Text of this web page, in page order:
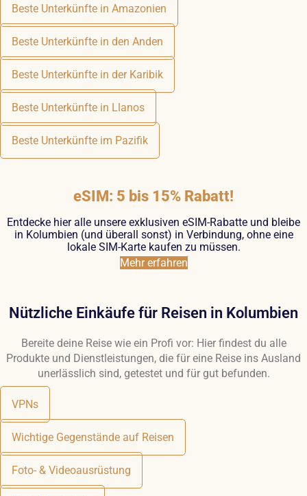
Beste Unterkünfte in Amazonien
Beste Unterkünfte in den Anden
Beste Unterkünfte in der Karibik
Beste Unterkünfte in Llanos
Beste Unterkünfte im Pazifik
eSIM: 5 bis 15% Rabatt!
Entdecke hier alle unsere exklusiven eSIM-Rabatte und bleibe
in Kolumbien (und überall sonst) in Verbindung, ohne eine
lokale SIM-Karte kaufen zu müssen.
Mehr erfahren
Nützliche Einkäufe für Reisen in Kolumbien
Bereite deine Reise wie ein Profi vor: Hier findest du alle
Produkte und Dienstleistungen, die für eine Reise ins Ausland
unerlässlich sind, getestet und für gut befunden.
VPNs
Wichtige Gegenstände auf Reisen
Foto- & Videoausrüstung